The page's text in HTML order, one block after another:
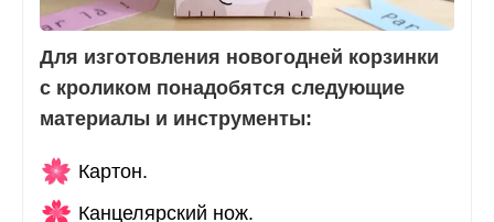
Для изготовления новогодней корзинки
с кроликом понадобятся следующие
материалы и инструменты:
Картон.
Канцелярский нож.